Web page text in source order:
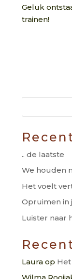
Geluk
trainen!
.. de laatste
We houden
Het voelt
Opruimen in
Luister naar
Lauraop